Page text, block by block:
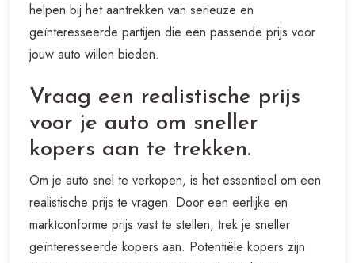
helpen bij het aantrekken van serieuze en
geïnteresseerde partijen die een passende prijs voor
jouw auto willen bieden.
Vraag een realistische prijs
voor je auto om sneller
kopers aan te trekken.
Om je auto snel te verkopen, is het essentieel om een
realistische prijs te vragen. Door een eerlijke en
marktconforme prijs vast te stellen, trek je sneller
geïnteresseerde kopers aan. Potentiële kopers zijn